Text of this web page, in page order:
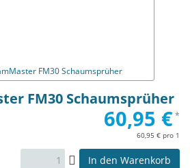
FM30 Schaumsprüher
60,95 €*
60,95 € pro 1
In den Warenkorb